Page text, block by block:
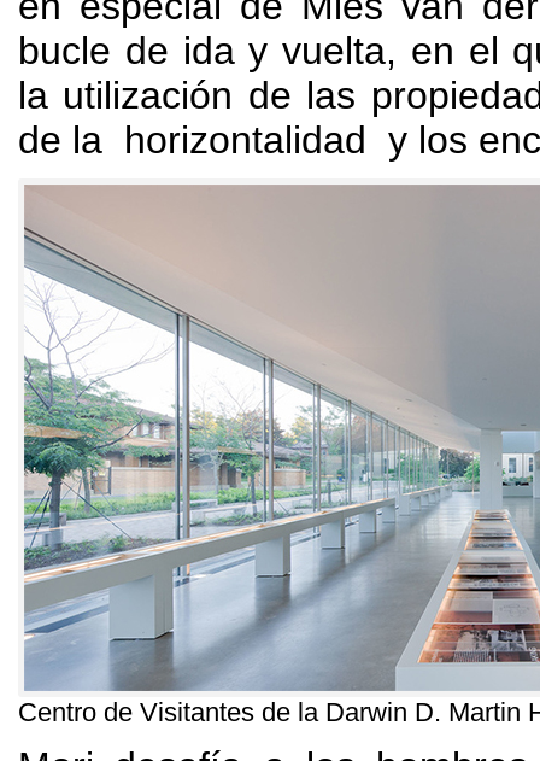
bucle de ida y vuelta, en el
la utilización de las
de la horizontalidad y los
Centro de Visitantes de la Darwin D. Martin